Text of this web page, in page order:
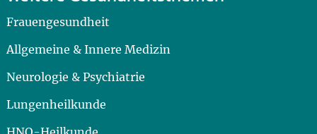
Frauengesundheit
Allgemeine & Innere Medizin
Neurologie & Psychiatrie
Lungenheilkunde